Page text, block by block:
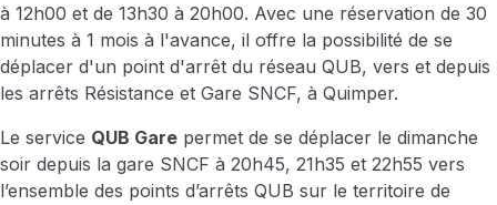
à 12h00 et de 13h30 à 20h00. Avec une réservation de 30
minutes à 1 mois à l'avance, il offre la possibilité de se
déplacer d'un point d'arrêt du réseau QUB, vers et depuis
les arrêts Résistance et Gare SNCF, à Quimper.
Le service QUB Gare permet de se déplacer le dimanche
soir depuis la gare SNCF à 20h45, 21h35 et 22h55 vers
l’ensemble des points d’arrêts QUB sur le territoire de